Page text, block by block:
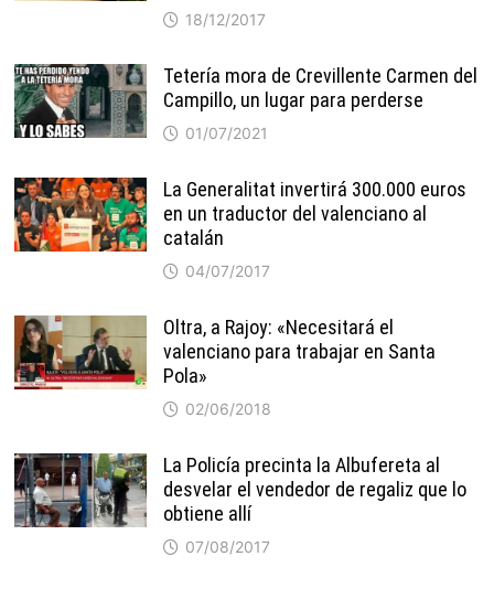
18/12/2017
Tetería mora de Crevillente Carmen del
Campillo, un lugar para perderse
01/07/2021
La Generalitat invertirá 300.000 euros
en un traductor del valenciano al
catalán
04/07/2017
Oltra, a Rajoy: «Necesitará el
valenciano para trabajar en Santa
Pola»
02/06/2018
La Policía precinta la Albufereta al
desvelar el vendedor de regaliz que lo
obtiene allí
07/08/2017